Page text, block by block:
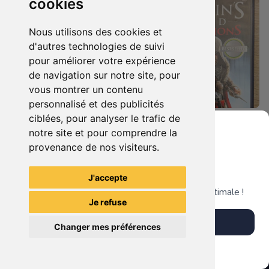
cookies
Nous utilisons des cookies et
d'autres technologies de suivi
pour améliorer votre expérience
de navigation sur notre site, pour
vous montrer un contenu
personnalisé et des publicités
ciblées, pour analyser le trafic de
notre site et pour comprendre la
provenance de nos visiteurs.
J'accepte
Je refuse
Changer mes préférences
7.90 € 0
Duo : The Elder Scrolls Iv - Oblivion + Bioshock Xbox 360
4.90 €
TheGamingR83
Grenier du Geek
Télécharge notre app pour une expérience optimale !
Télécharger l'app